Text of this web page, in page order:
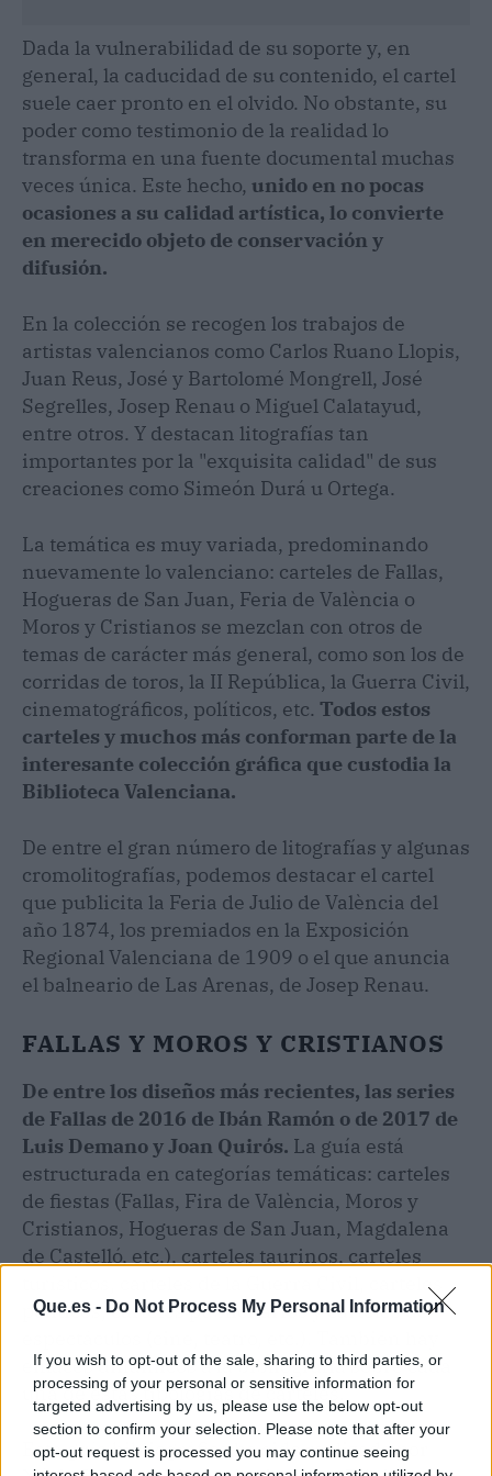
Que.es - Do Not Process My Personal Information
If you wish to opt-out of the sale, sharing to third parties, or
processing of your personal or sensitive information for
targeted advertising by us, please use the below opt-out
section to confirm your selection. Please note that after your
opt-out request is processed you may continue seeing
Dada la vulnerabilidad de su soporte y, en
general, la caducidad de su contenido, el cartel
suele caer pronto en el olvido. No obstante, su
poder como testimonio de la realidad lo
transforma en una fuente documental muchas
veces única. Este hecho, unido en no pocas
ocasiones a su calidad artística, lo convierte
en merecido objeto de conservación y
difusión.
En la colección se recogen los trabajos de
artistas valencianos como Carlos Ruano Llopis,
Juan Reus, José y Bartolomé Mongrell, José
Segrelles, Josep Renau o Miguel Calatayud,
entre otros. Y destacan litografías tan
importantes por la "exquisita calidad" de sus
creaciones como Simeón Durá u Ortega.
La temática es muy variada, predominando
nuevamente lo valenciano: carteles de Fallas,
Hogueras de San Juan, Feria de València o
Moros y Cristianos se mezclan con otros de
temas de carácter más general, como son los de
corridas de toros, la II República, la Guerra Civil,
cinematográficos, políticos, etc. Todos estos
carteles y muchos más conforman parte de la
interesante colección gráfica que custodia la
Biblioteca Valenciana.
De entre el gran número de litografías y algunas
cromolitografías, podemos destacar el cartel
que publicita la Feria de Julio de València del
año 1874, los premiados en la Exposición
Regional Valenciana de 1909 o el que anuncia
el balneario de Las Arenas, de Josep Renau.
FALLAS Y MOROS Y CRISTIANOS
De entre los diseños más recientes, las series
de Fallas de 2016 de Ibán Ramón o de 2017 de
Luis Demano y Joan Quirós. La guía está
estructurada en categorías temáticas: carteles
de fiestas (Fallas, Fira de València, Moros y
Cristianos, Hogueras de San Juan, Magdalena
de Castelló, etc.), carteles taurinos, carteles
turísticos, carteles de la Guerra Civil, carteles
políticos, carteles publicitarios y carteles de
enlaces dinámicos a la bibliografía sobre cada
una de estas tipologías de carteles.
Esta guía bibliográfica ha sido realizada por